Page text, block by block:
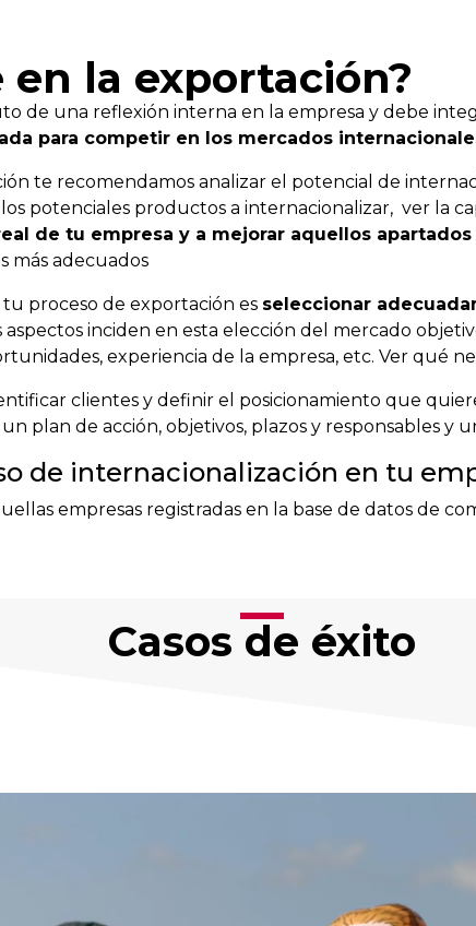
la exportación?
de una reflexión interna en la empresa y debe
para competir en los mercados
te recomendamos analizar el potencial de
potenciales productos a internacionalizar, ver la
de tu empresa y a mejorar aquellos
más adecuados
tu proceso de exportación es seleccionar
inciden en esta elección del mercado
experiencia de la empresa, etc. Ver qué
clientes y definir el posicionamiento que
plan de acción, objetivos, plazos y responsables y
de internacionalización en tu
empresas registradas en la base de datos de
Casos de éxito